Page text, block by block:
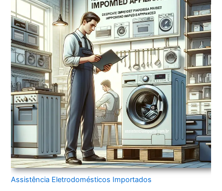
Assistência Eletrodomésticos Importados